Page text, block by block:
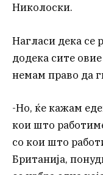
Николоски.
Нагласи дека се
додека сите
немам право да
-Но, ќе кажам
кои што
со кои што
Британија,